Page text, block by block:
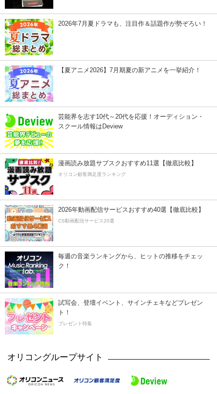
2026年7月夏ドラマも、注目作＆話題作が勢ぞろい！
【夏アニメ2026】7月期夏の新アニメを一挙紹介！
芸能界を志す10代～20代を応援！オーディション・
スクール情報はDeview
漫画読み放題サブスクおすすめ11選【徹底比較】
オリコン顧客満足度ランキング
2026年動画配信サービスおすすめ40選【徹底比較】
CS動画配信サービス20選
毎週の音楽ランキングから、ヒットの推移をチェッ
ク！
試写会、登壇イベント、サインチェキなどプレゼン
ト！
プレゼント特集
オリコングループサイト